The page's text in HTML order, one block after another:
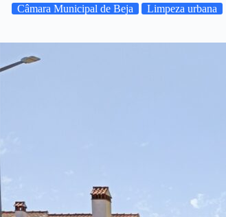
Câmara Municipal de Beja Limpeza urbana